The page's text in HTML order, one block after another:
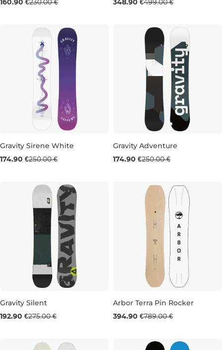
160.90 €230.00 € 348.90 €499.00 €
Výpredaj -30 %
Gravity Sirene White
174.90 €250.00 € Výpredaj -30 %
Gravity Adventure
174.90 €250.00 €
Výpredaj -30 %
Gravity Silent
192.90 €275.00 € Výpredaj -50 %
Arbor Terra Pin Rocker
394.90 €789.00 €